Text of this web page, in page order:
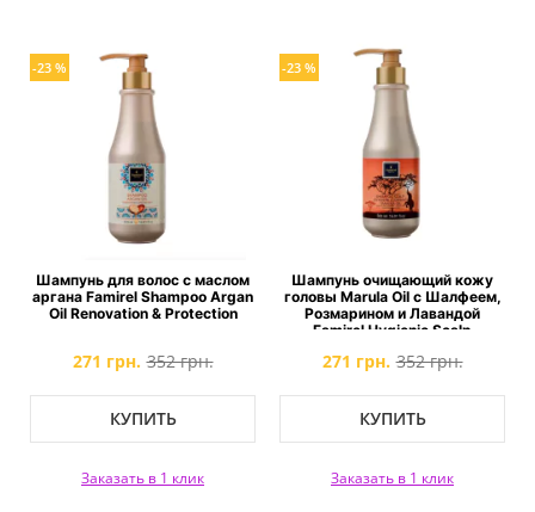
-23 %
Шампунь для волос с маслом
аргана Famirel Shampoo Argan
Oil Renovation & Protection
271 грн. 352 грн.
КУПИТЬ
Заказать в 1 клик
-23 %
Шампунь очищающий кожу
головы Marula Oil c Шалфеем,
Розмарином и Лавандой
Famirel Hygienic Scalp
271 грн. 352 грн.
КУПИТЬ
Заказать в 1 клик